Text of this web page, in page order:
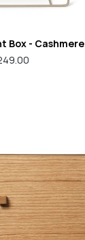
Box - Cashmere